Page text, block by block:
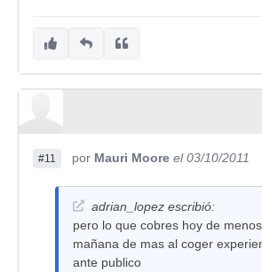
#11 por Mauri Moore el 03/10/2011
adrian_lopez escribió:
pero lo que cobres hoy de
mañana de mas al coger
ante publico